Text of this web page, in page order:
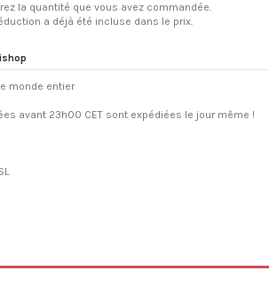
la quantité que vous avez commandée.
a déjà été incluse dans le prix.
monde entier
avant 23h00 CET sont expédiées le jour même !